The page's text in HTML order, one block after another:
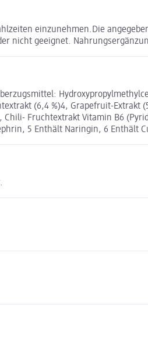
einzunehmen.Die
nicht geeignet.
(6,4 %)4, Grapefruit-Extrakt
Chili- Fruchtextrakt Vitamin B6
5 Enthält Naringin, 6 Enthält